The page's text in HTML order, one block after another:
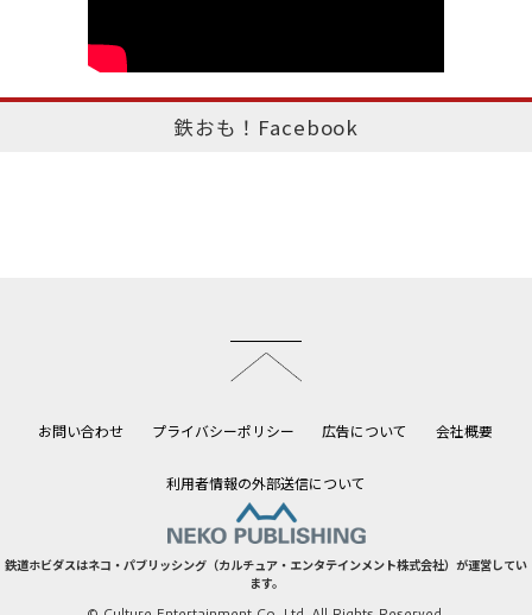
鉄おも！Facebook
お問い合わせ プライバシーポリシー 広告について 会社概要
利用者情報の外部送信について
鉄道ホビダスはネコ・パブリッシング（カルチュア・エンタテインメント株式会社）が運営してい
ます。